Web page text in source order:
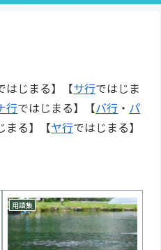
はじまる】【サ行ではじま
行ではじまる】【バ行 ・ パ
まる】【ヤ行ではじまる】
用語集